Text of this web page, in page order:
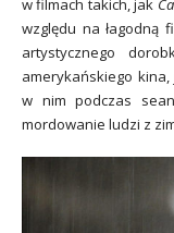
w filmach takich, jak
względu na łagodną
artystycznego
amerykańskiego
w nim podczas
mordowanie ludzi z